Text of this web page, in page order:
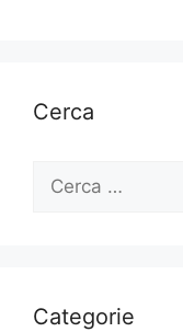
Cerca
Ricerca
Categorie